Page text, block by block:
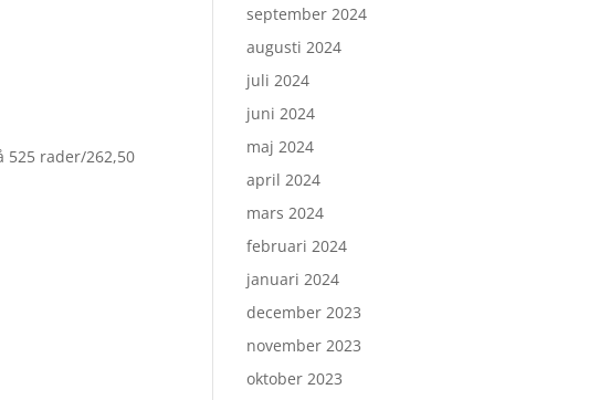
525 rader/262,50
september 2024
augusti 2024
juli 2024
juni 2024
maj 2024
april 2024
mars 2024
februari 2024
januari 2024
december 2023
november 2023
oktober 2023